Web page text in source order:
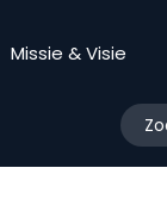
Missie & Visie